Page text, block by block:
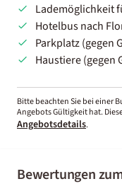
Lademöglichkeit
Hotelbus nach
Parkplatz (gegen
Haustiere (gegen
Bitte beachten Sie bei einer
Angebots Gültigkeit hat.
Angebotsdetails.
Bewertungen